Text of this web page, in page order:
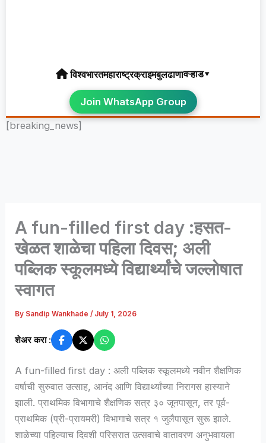
विश्वभारतमहाराष्ट्रक्राइमबुलढाणावऱ्हाड▾
Join WhatsApp Group
[breaking_news]
A fun-filled first day :हसत-
खेळत शाळेचा पहिला दिवस; अली
पब्लिक स्कूलमध्ये विद्यार्थ्यांचे जल्लोषात
स्वागत
By Sandip Wankhade/ July 1, 2026
शेअर करा :
A fun-filled first day : अली पब्लिक स्कूलमध्ये नवीन शैक्षणिक
वर्षाची सुरुवात उत्साह, आनंद आणि विद्यार्थ्यांच्या निरागस हास्याने
झाली. प्राथमिक विभागाचे शैक्षणिक सत्र ३० जूनपासून, तर पूर्व-
प्राथमिक (प्री-प्रायमरी) विभागाचे सत्र १ जुलैपासून सुरू झाले.
शाळेच्या पहिल्याच दिवशी परिसरात उत्सवाचे वातावरण अनुभवायला